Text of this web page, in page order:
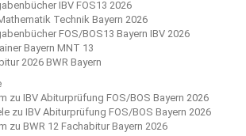
IBV FOS13 2026
Technik Bayern 2026
FOS/BOS13 Bayern IBV 2026
Bayern MNT 13
2026 BWR Bayern
zu IBV Abiturprüfung FOS/BOS Bayern 2026
zu IBV Abiturprüfung FOS/BOS Bayern 2026
zu BWR 12 Fachabitur Bayern 2026